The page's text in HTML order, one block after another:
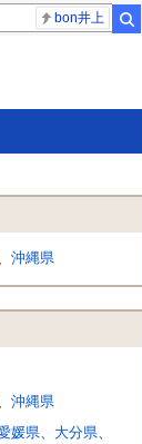
bon井上
沖縄県
沖縄県
媛県、 大分県、